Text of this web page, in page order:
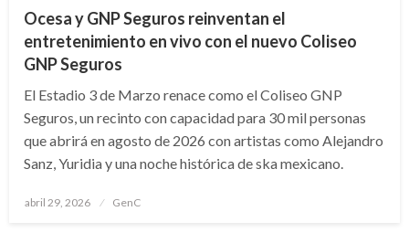
Ocesa y GNP Seguros reinventan el
entretenimiento en vivo con el nuevo Coliseo
GNP Seguros
El Estadio 3 de Marzo renace como el Coliseo GNP
Seguros, un recinto con capacidad para 30 mil personas
que abrirá en agosto de 2026 con artistas como Alejandro
Sanz, Yuridia y una noche histórica de ska mexicano.
Publicado
abril 29, 2026 GenC